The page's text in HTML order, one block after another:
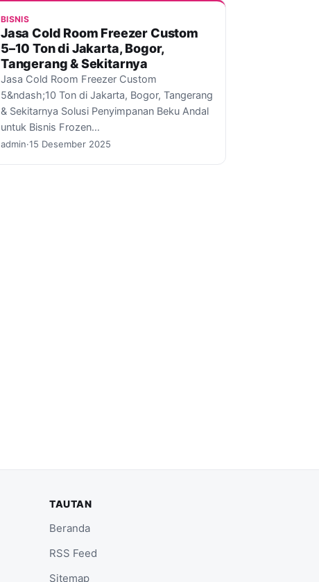
BISNIS
Jasa Cold Room Freezer Custom
5–10 Ton di Jakarta, Bogor,
Tangerang & Sekitarnya
Jasa Cold Room Freezer Custom
5&ndash;10 Ton di Jakarta, Bogor, Tangerang
& Sekitarnya Solusi Penyimpanan Beku Andal
untuk Bisnis Frozen…
admin·15 Desember 2025
TAUTAN
Beranda
RSS Feed
Sitemap